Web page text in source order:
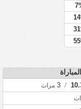
/
3 مرات